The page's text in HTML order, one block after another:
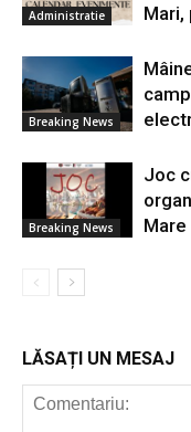
Administratie
Mari,
Breaking News
Breaking News
Joc
Mare
LĂSAȚI UN MESAJ